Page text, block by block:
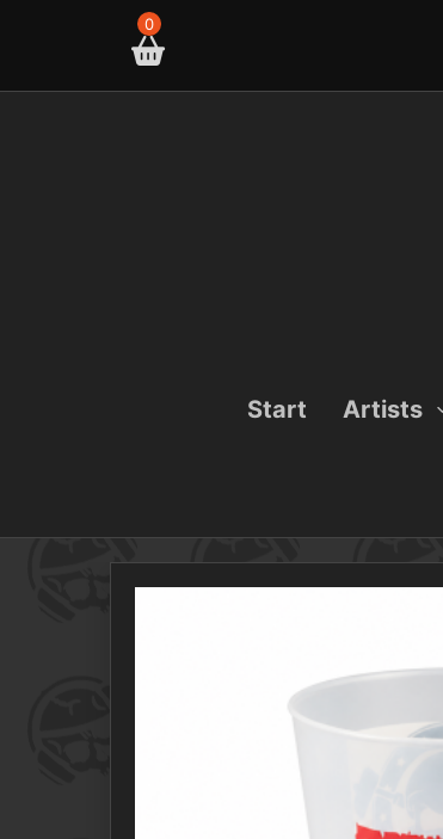
0
Start Artists